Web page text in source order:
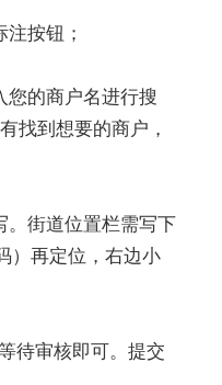
按钮；
的商户名进行搜
找到想要的商户，
。街道位置栏需写下
）再定位，右边小
待审核即可。提交